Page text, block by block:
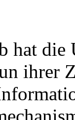
hat
ihrer